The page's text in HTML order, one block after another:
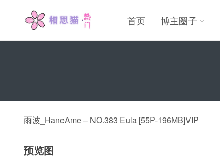
首页 博主圈子
雨波_HaneAme – NO.383 Eula [55P-196MB]VIP
预览图